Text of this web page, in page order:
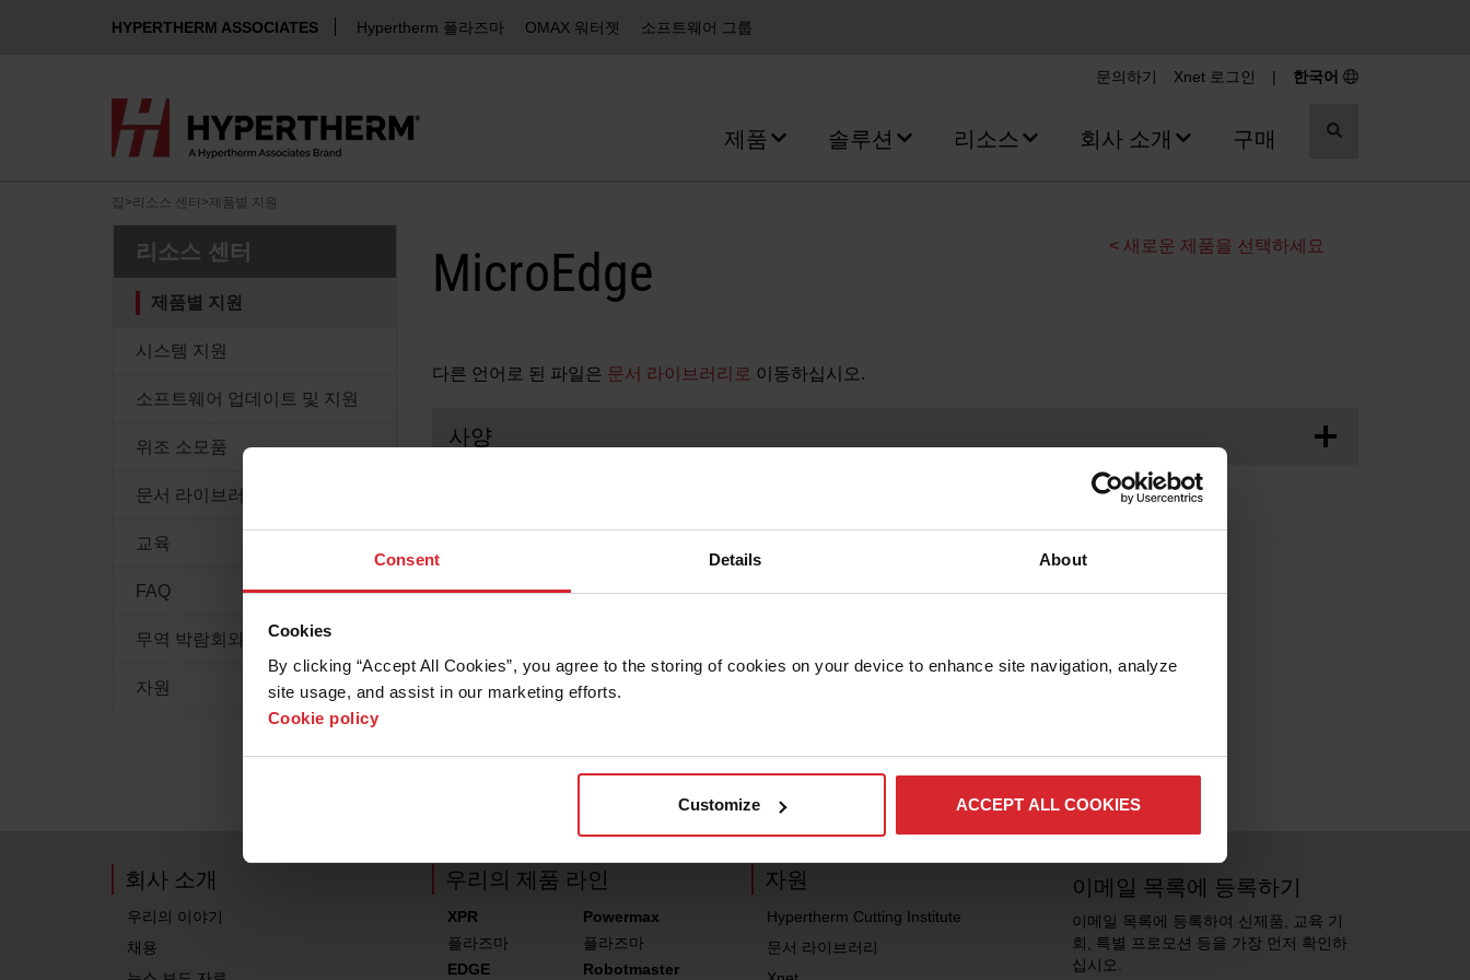
Consent Details About
Cookies
By clicking “Accept All Cookies”, you agree to the storing of cookies on your device to enhance site navigation, analyze
site usage, and assist in our marketing efforts.
Cookie policy
Customize ACCEPT ALL COOKIES
HYPERTHERM ASSOCIATES Hypertherm 플라즈마 OMAX 워터젯 소프트웨어 그룹
문의하기 Xnet 로그인 | 한국어
제품 솔루션 리소스 회사 소개 구매
검
집 >리소스 센터 >제품별 지원
MicroEdge < 새로운 제품을 선택하세요
다른 언어로 된 파일은 문서 라이브러리로 이동하십시오.
사양
질문
리소스 센터
제품별 지원
시스템 지원
소프트웨어 업데이트 및 지원
위조 소모품
문서 라이브러리
교육
FAQ
무역 박람회와 이벤트
자원
회사 소개
우리의 이야기
채용
우리의 제품 라인
XPR
플라즈마
Powermax
플라즈마
EDGE
Robotmaster
자원
Hypertherm Cutting Institute
문서 라이브러리
이메일 목록에 등록하기
이메일 목록에 등록하여 신제품, 교육 기
회, 특별 프로모션 등을 가장 먼저 확인하
십시오.